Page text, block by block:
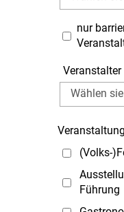
Veranstalter
nur
(Volks-
Führung